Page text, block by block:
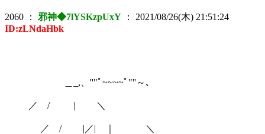
2060 ： 邪神◆7lYSKzpUxY ： 2021/08/26(木) 21:51:24
ID:zLNdaHbk
＿_,、''"ﾟ~~~~ﾟ"''～､
／ / | ＼
／ / |／| ｜ ＼